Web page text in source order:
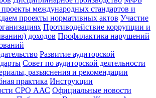
международных стандартов и
проекты нормативных актов Участие
Противодействие коррупции и
доходов Профилактика нарушений
Развитие аудиторской
Совет по аудиторской деятельности
разъяснения и рекомендации
практика Инструкции
СРО ААС Официальные новости